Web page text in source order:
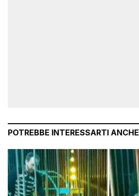
POTREBBE INTERESSARTI ANCHE